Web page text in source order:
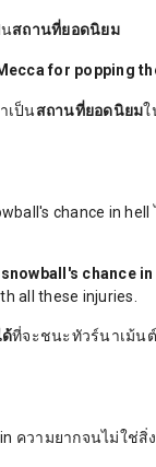
นสถานที่ยอดนิยม
for popping
เป็นสถานที่ยอดนิยมใ
chance in hell
chance in
all these injuries.
ด้ที่จะชนะทัวร์นาเม้น
ความยากจนไม่ใช่สิ่